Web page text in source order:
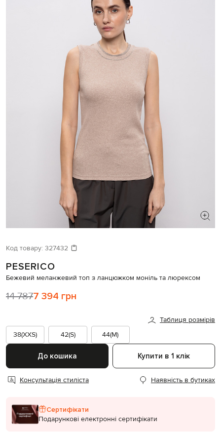
Давайте підберемо щось ще
Схожі товари
Код товару: 327432
PESERICO
Бежевий меланжевий топ з ланцюжком моніль та люрексом
14 7877 394 грн
Таблиця розмірів
38(XXS)
42(S) 44(M)
До кошика Купити в 1 клік
Консультація стиліста Наявність в бутиках
Сертифікати
Подарункові електронні сертифікати